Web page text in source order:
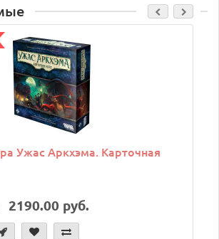
Ужас Аркхэма. Карточная
2190.00 руб.